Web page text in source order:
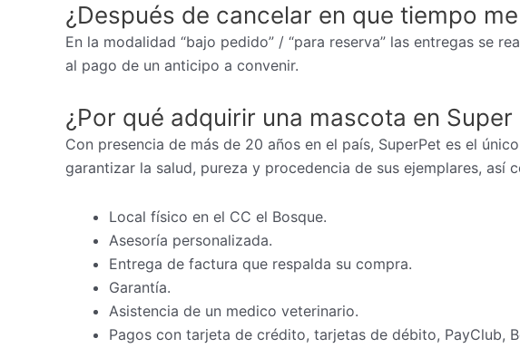
¿Después de cancelar en que tiempo
En la modalidad “bajo pedido” / “para reserva” las entregas se
al pago de un anticipo a convenir.
¿Por qué adquirir una mascota en Super
Con presencia de más de 20 años en el país, SuperPet es el
garantizar la salud, pureza y procedencia de sus ejemplares, así
Local físico en el CC el Bosque.
Asesoría personalizada.
Entrega de factura que respalda su compra.
Garantía.
Asistencia de un medico veterinario.
Pagos con tarjeta de crédito, tarjetas de débito, PayClub,